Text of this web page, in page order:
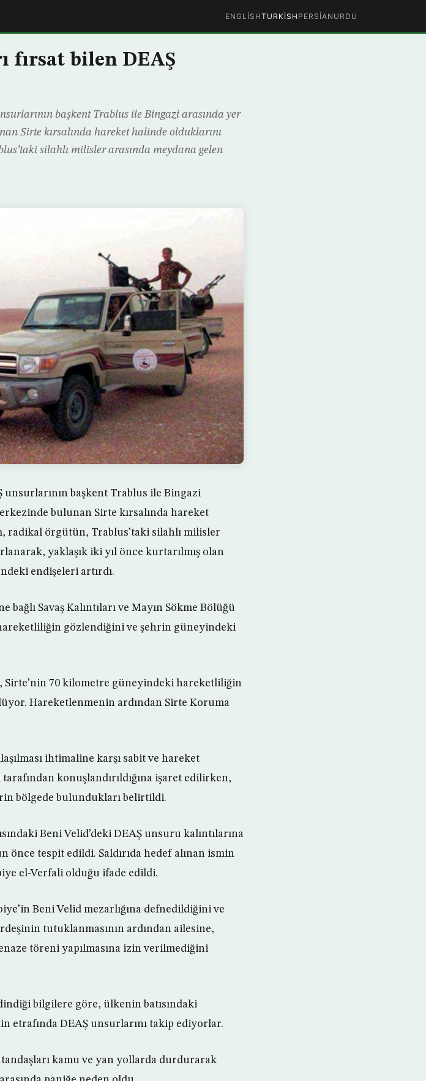
ENGLISHTURKISH PERSIAN URDU
fırsat bilen DEAŞ
başkent Trablus ile Bingazi arasında yer
Sirte kırsalında hareket halinde olduklarını
silahlı milisler arasında meydana gelen
unsurlarının başkent Trablus ile Bingazi
bulunan Sirte kırsalında hareket
radikal örgütün, Trablus’taki silahlı milisler
yaklaşık iki yıl önce kurtarılmış olan
endişeleri artırdı.
Savaş Kalıntıları ve Mayın Sökme Bölüğü
gözlendiğini ve şehrin güneyindeki
Sirte’nin 70 kilometre güneyindeki hareketliliğin
Hareketlenmenin ardından Sirte Koruma
ihtimaline karşı sabit ve hareket
konuşlandırıldığına işaret edilirken,
bölgede bulundukları belirtildi.
Beni Velid’deki DEAŞ unsuru kalıntılarına
önce tespit edildi. Saldırıda hedef alınan ismin
el-Verfali olduğu ifade edildi.
Beni Velid mezarlığına defnedildiğini ve
tutuklanmasının ardından ailesine,
töreni yapılmasına izin verilmediğini
bilgilere göre, ülkenin batısındaki
etrafında DEAŞ unsurlarını takip ediyorlar.
kamu ve yan yollarda durdurarak